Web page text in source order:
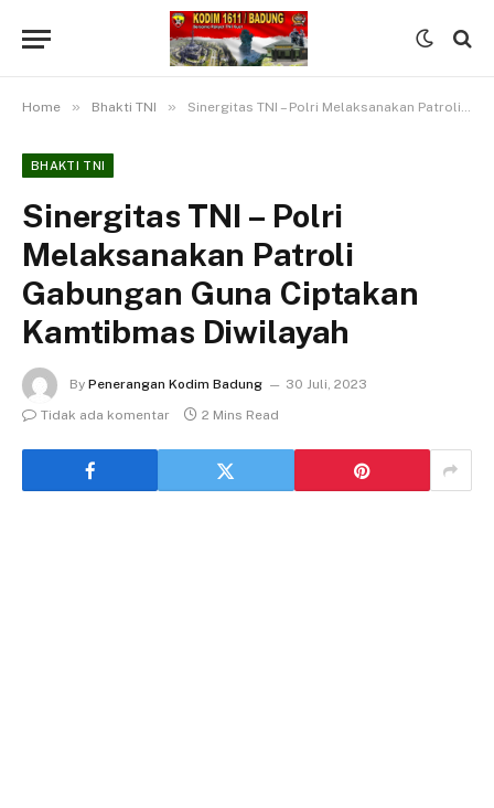
Home » Bhakti TNI » Sinergitas TNI – Polri Melaksanakan Patroli Gabungan Guna Ciptakan Kamtibmas Diwilayah
BHAKTI TNI
Sinergitas TNI – Polri
Melaksanakan Patroli
Gabungan Guna Ciptakan
Kamtibmas Diwilayah
By Penerangan Kodim Badung
30 Juli, 2023
Tidak ada komentar
2 Mins Read